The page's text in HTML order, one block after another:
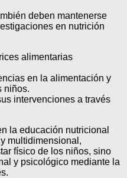
deben mantenerse
en nutrición
alimentarias
en la alimentación y
niños.
intervenciones a través
la educación nutricional
multidimensional,
físico de los niños, sino
y psicológico mediante la